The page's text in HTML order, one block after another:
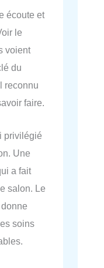
écoute et
le
voient
du
reconnu
faire.
privilégié
Une
a fait
salon. Le
soins